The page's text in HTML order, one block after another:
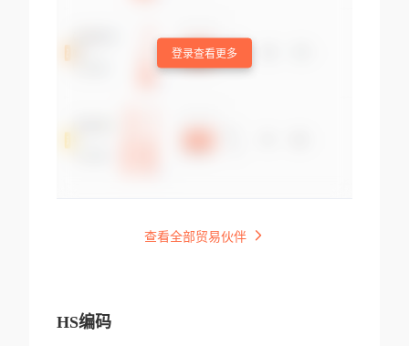
登录查看更多
查看全部贸易伙伴
HS编码